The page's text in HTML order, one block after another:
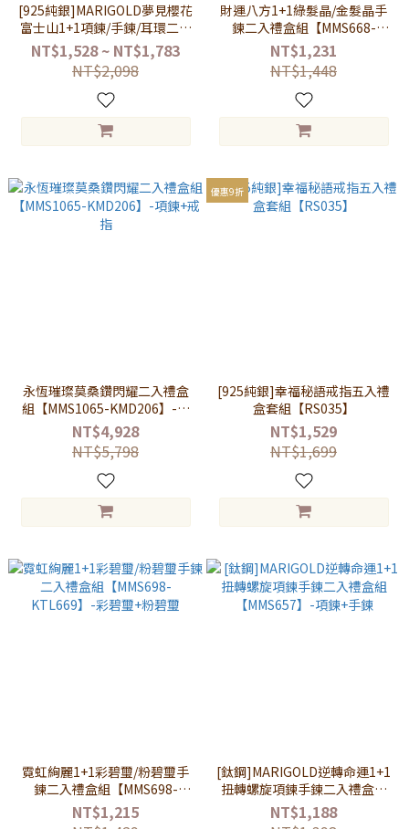
[925純銀]MARIGOLD夢見櫻花
富士山1+1項鍊/手鍊/耳環二入
禮盒組【MMS519】
NT$1,528 ~ NT$1,783
NT$2,098
財運八方1+1綠髮晶/金髮晶手
鍊二入禮盒組【MMS668-
KTL675】-鈦晶+綠髮晶
NT$1,231
NT$1,448
永恆璀璨莫桑鑽閃耀二入禮盒
組【MMS1065-KMD206】-項
鍊+戒指
NT$4,928
NT$5,798
優惠9折
[925純銀]幸福秘語戒指五入禮
盒套組【RS035】
NT$1,529
NT$1,699
霓虹絢麗1+1彩碧璽/粉碧璽手
鍊二入禮盒組【MMS698-
KTL669】-彩碧璽+粉碧璽
NT$1,215
[鈦鋼]MARIGOLD逆轉命運1+1
扭轉螺旋項鍊手鍊二入禮盒組
【MMS657】-項鍊+手鍊
NT$1,188